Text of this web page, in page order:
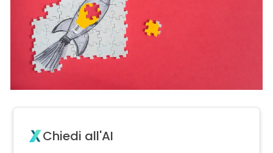
Chiedi all'AI